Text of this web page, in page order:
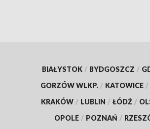
BIAŁYSTOK / BYDGOSZCZ /
GORZÓW WLKP. / KATOWICE /
KRAKÓW / LUBLIN / ŁÓDŹ /
OPOLE / POZNAŃ /